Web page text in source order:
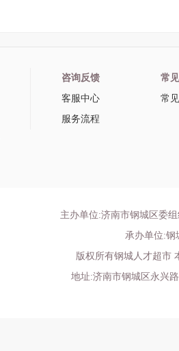
咨询反馈
客服中心
服务流程
常
常
主办单位:济南市钢城区委
承办单位:钢
版权所有钢城人才超市
地址:济南市钢城区永兴